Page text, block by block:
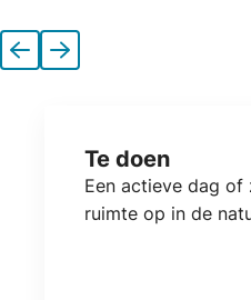
VorigeVolgende
Te doen
Een actieve dag of
ruimte op in de